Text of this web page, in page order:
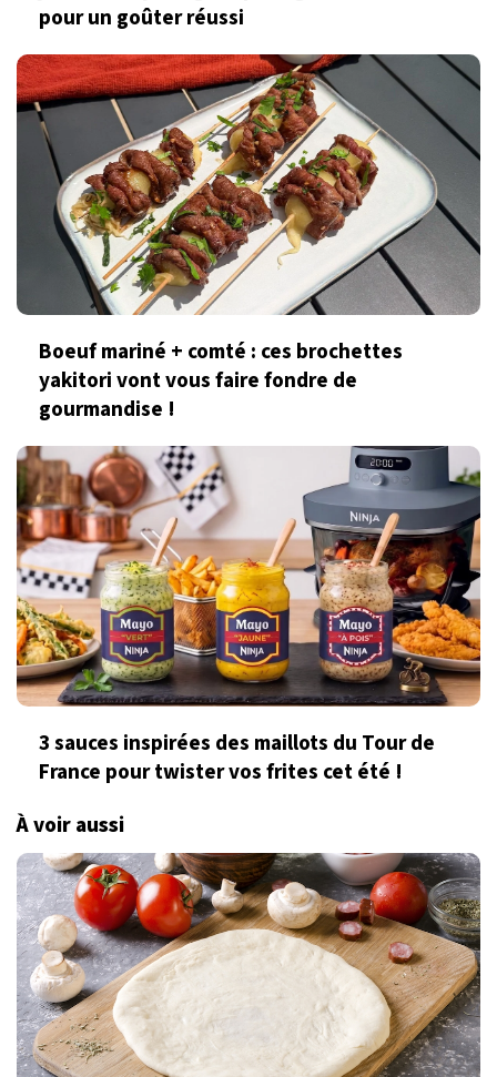
pour un goûter réussi
Boeuf mariné + comté : ces brochettes
yakitori vont vous faire fondre de
gourmandise !
3 sauces inspirées des maillots du Tour de
France pour twister vos frites cet été !
À voir aussi